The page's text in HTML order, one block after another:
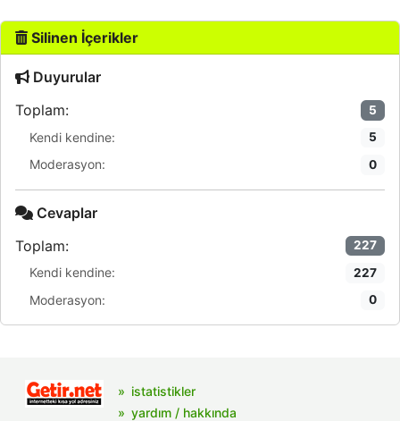
Silinen İçerikler
Duyurular
Toplam:
5
Kendi kendine: 5
Moderasyon: 0
Cevaplar
Toplam:
227
Kendi kendine: 227
Moderasyon: 0
istatistikler
yardım / hakkında